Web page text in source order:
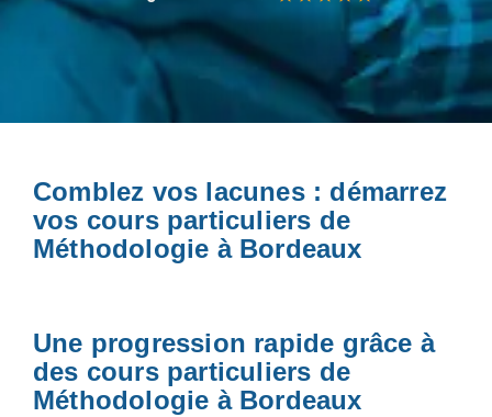
Comblez vos lacunes : démarrez
vos cours particuliers de
Méthodologie à Bordeaux
Une progression rapide grâce à
des cours particuliers de
Méthodologie à Bordeaux